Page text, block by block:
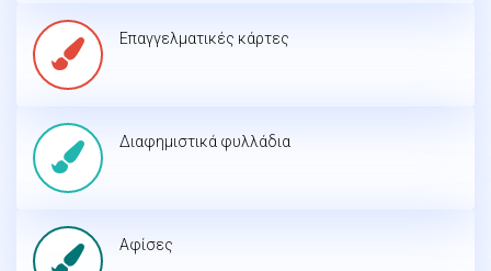
Επαγγελματικές κάρτες
Διαφημιστικά φυλλάδια
Αφίσες